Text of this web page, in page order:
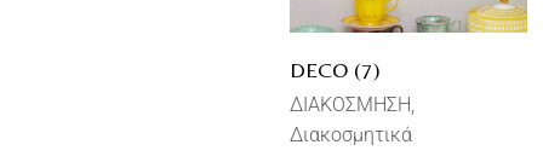
DECO (7)
ΔΙΑΚΟΣΜΗΣΗ
Διακοσμητικά